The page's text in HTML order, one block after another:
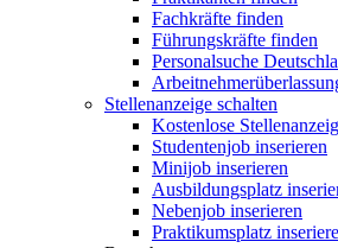
Fachkräfte finden
Führungskräfte finden
Personalsuche
Stellenanzeige schalten
Kostenlose
Studentenjob inserieren
Minijob inserieren
Ausbildungsplatz
Nebenjob inserieren
Praktikumsplatz